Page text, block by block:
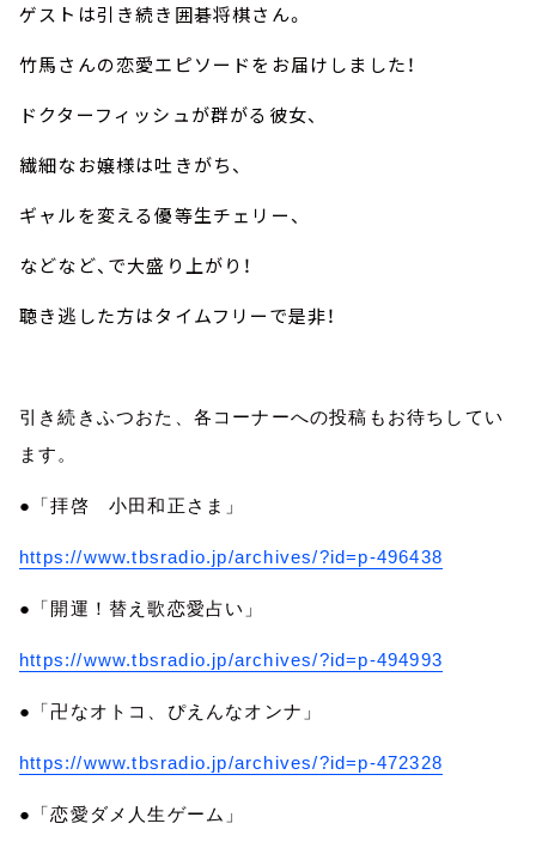
ゲストは引き続き囲碁将棋さん。
竹馬さんの恋愛エピソードをお届けしました！
ドクターフィッシュが群がる彼女、
繊細なお嬢様は吐きがち、
ギャルを変える優等生チェリー、
などなど、で大盛り上がり！
聴き逃した方はタイムフリーで是非！
引き続きふつおた、各コーナーへの投稿もお待ちしてい
ます。
●「拝啓 小田和正さま」
https://www.tbsradio.jp/archives/?id=p-496438
●「開運！替え歌恋愛占い」
https://www.tbsradio.jp/archives/?id=p-494993
●「卍なオトコ、ぴえんなオンナ」
https://www.tbsradio.jp/archives/?id=p-472328
●「恋愛ダメ人生ゲーム」